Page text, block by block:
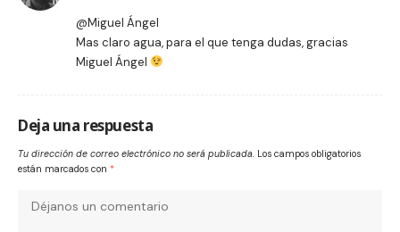
@Miguel Ángel
Mas claro agua, para el que tenga dudas, gracias
Miguel Ángel
Deja una respuesta
Tu dirección de correo electrónico no será publicada. Los campos obligatorios
están marcados con *